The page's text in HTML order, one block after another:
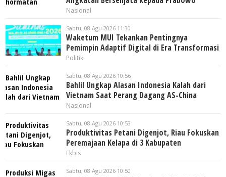
Nasional
Sabtu, 08 Agu 2026 11:30
Waketum MUI Tekankan Pentingnya
Pemimpin Adaptif Digital di Era Transformasi
Politik
Sabtu, 08 Agu 2026 10:56
Bahlil Ungkap Alasan Indonesia Kalah dari
Vietnam Saat Perang Dagang AS-China
Nasional
Sabtu, 08 Agu 2026 10:53
Produktivitas Petani Digenjot, Riau Fokuskan
Peremajaan Kelapa di 3 Kabupaten
Ekbis
Sabtu, 08 Agu 2026 10:50